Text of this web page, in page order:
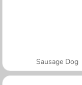
Sausage Dog